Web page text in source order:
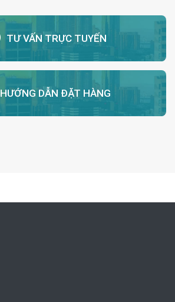
TƯ VẤN TRỰC TUYẾN
HƯỚNG DẪN ĐẶT HÀNG